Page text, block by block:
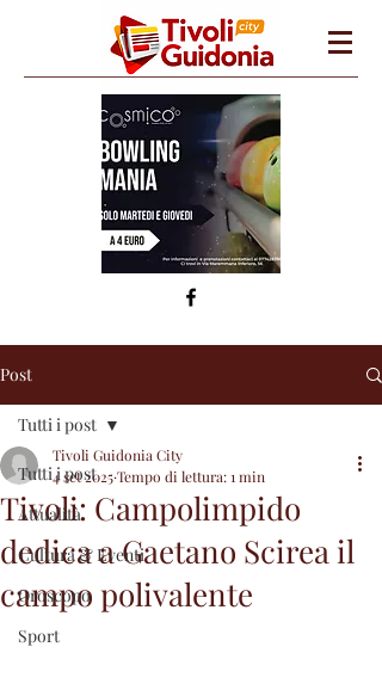
Post
Tutti i post
Attualità
Cultura & Eventi
Oroscopo
Sport
Tutti i post
Tivoli: Campolimpido
dedica a Gaetano Scirea il
campo polivalente
Tivoli Guidonia City
4 set 2025Tempo di lettura: 1 min